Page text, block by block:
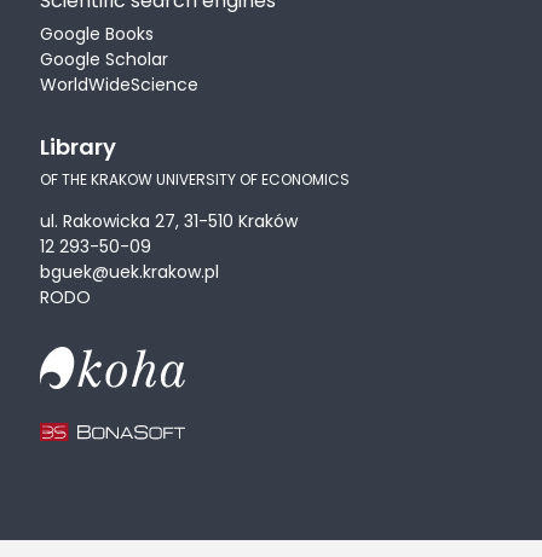
Google Books
Google Scholar
WorldWideScience
Library
OF THE KRAKOW UNIVERSITY OF ECONOMICS
ul. Rakowicka 27, 31-510 Kraków
12 293-50-09
bguek@uek.krakow.pl
RODO